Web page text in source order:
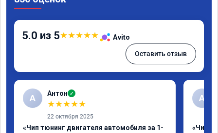
5.0 из 5★★★★★ Avito
Оставить отзыв
А Антон ✓
★★★★★
22 октября 2025
«Чип тюнинг двигателя автомобиля за 1-
A
«Чип